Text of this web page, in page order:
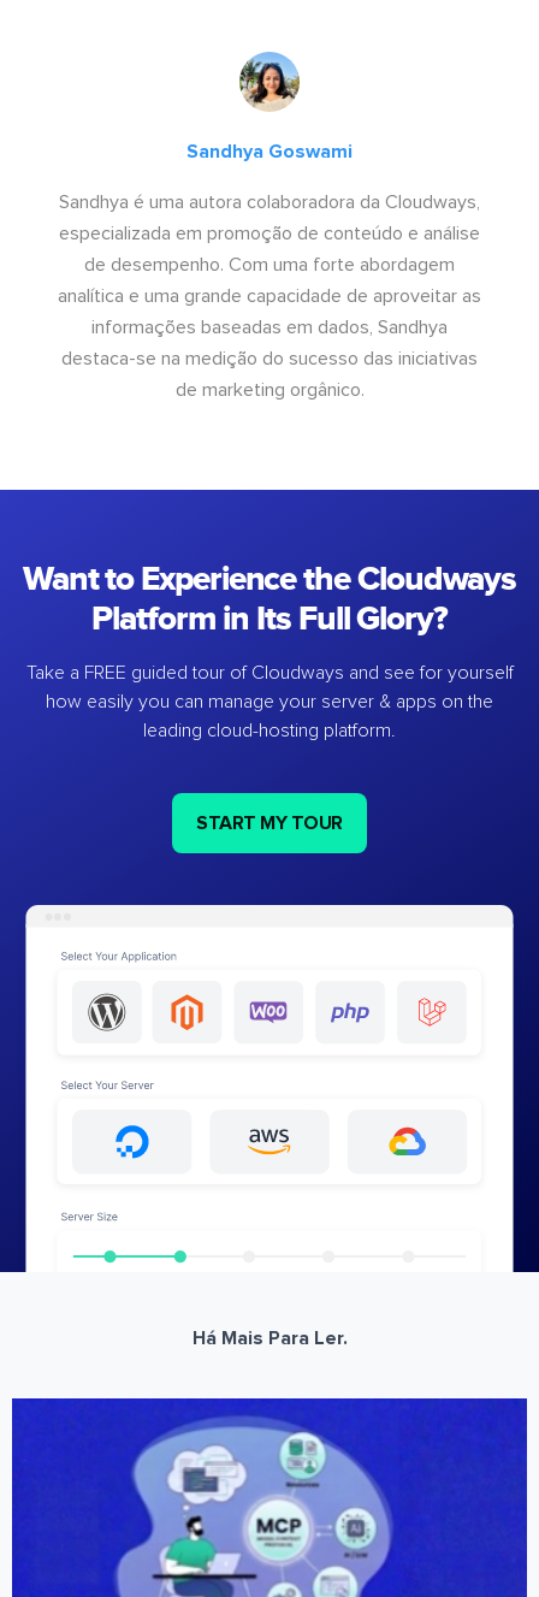
Sandhya Goswami
Sandhya é uma autora colaboradora da Cloudways,
especializada em promoção de conteúdo e análise
de desempenho. Com uma forte abordagem
analítica e uma grande capacidade de aproveitar as
informações baseadas em dados, Sandhya
destaca-se na medição do sucesso das iniciativas
de marketing orgânico.
Want to Experience the Cloudways
Platform in Its Full Glory?
Take a FREE guided tour of Cloudways and see for yourself
how easily you can manage your server & apps on the
leading cloud-hosting platform.
START MY TOUR
Há Mais Para Ler.